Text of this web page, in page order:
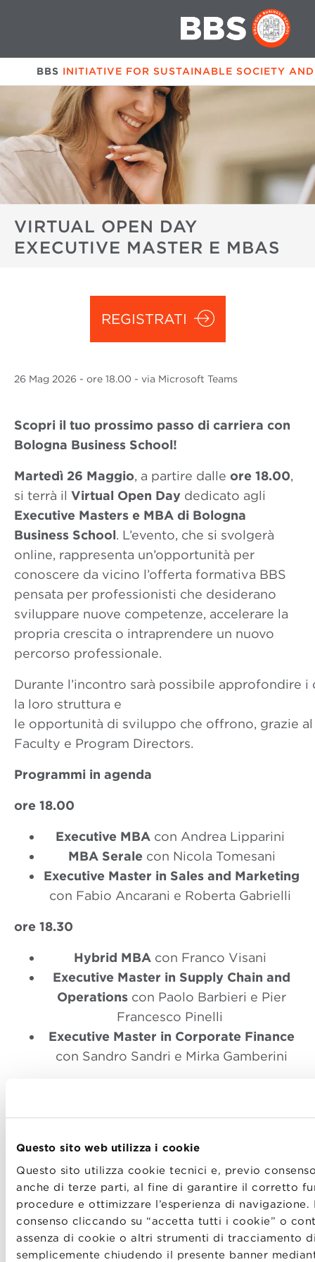
Questo sito web utilizza i cookie
Questo sito utilizza cookie tecnici e, previo
anche di terze parti, al fine di garantire il corretto
procedure e ottimizzare l’esperienza di
consenso cliccando su “accetta tutti i cookie” o
assenza di cookie o altri strumenti di tracciamento
semplicemente chiudendo il presente banner
BBS INITIATIVE FOR SUSTAINABLE SOCIETY
VIRTUAL OPEN DAY
EXECUTIVE MASTER E MBAS
REGISTRATI
26 Mag 2026 - ore 18.00 - via Microsoft Teams
Scopri il tuo prossimo passo di carriera con
Bologna Business School!
Martedì 26 Maggio, a partire dalle ore 18.00,
si terrà il Virtual Open Day dedicato agli
Executive Masters e MBA di Bologna
Business School. L’evento, che si svolgerà
online, rappresenta un’opportunità per
conoscere da vicino l’offerta formativa BBS
pensata per professionisti che desiderano
sviluppare nuove competenze, accelerare la
propria crescita o intraprendere un nuovo
percorso professionale.
Durante l’incontro sarà possibile approfondire
la loro struttura e
le opportunità di sviluppo che offrono, grazie
Faculty e Program Directors.
Programmi in agenda
ore 18.00
Executive MBA con Andrea Lipparini
MBA Serale con Nicola Tomesani
Executive Master in Sales and Marketing
con Fabio Ancarani e Roberta Gabrielli
ore 18.30
Hybrid MBA con Franco Visani
Executive Master in Supply Chain and
Operations con Paolo Barbieri e Pier
Francesco Pinelli
Executive Master in Corporate Finance
con Sandro Sandri e Mirka Gamberini
MBA WeekendconMaria Chiara Colucci
Innovation Management con Rosa
Grimaldi e Laura Toschi